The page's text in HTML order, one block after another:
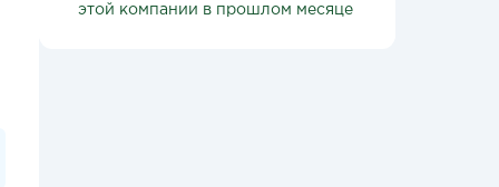
этой компании в прошлом месяце